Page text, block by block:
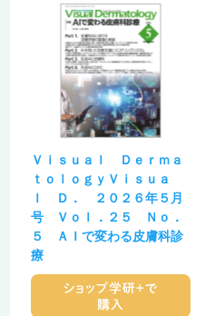
Ｖｉｓｕａｌ Ｄｅｒｍａ
ｔｏｌｏｇｙＶｉｓｕａ
ｌ Ｄ． ２０２６年５月
号 Ｖｏｌ．２５ Ｎｏ．
５ ＡＩで変わる皮膚科診
療